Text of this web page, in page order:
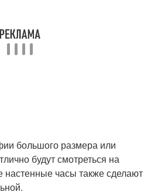
большого размера или
будут смотреться на
настенные часы также сделают